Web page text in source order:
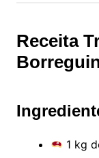
Receita
1 kg